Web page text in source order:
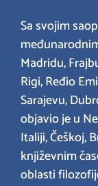
Sa svojim
Madridu,
Rigi, Ređio
Sarajevu,
objavio je u
Italiji, Češkoj,
književnim
oblasti